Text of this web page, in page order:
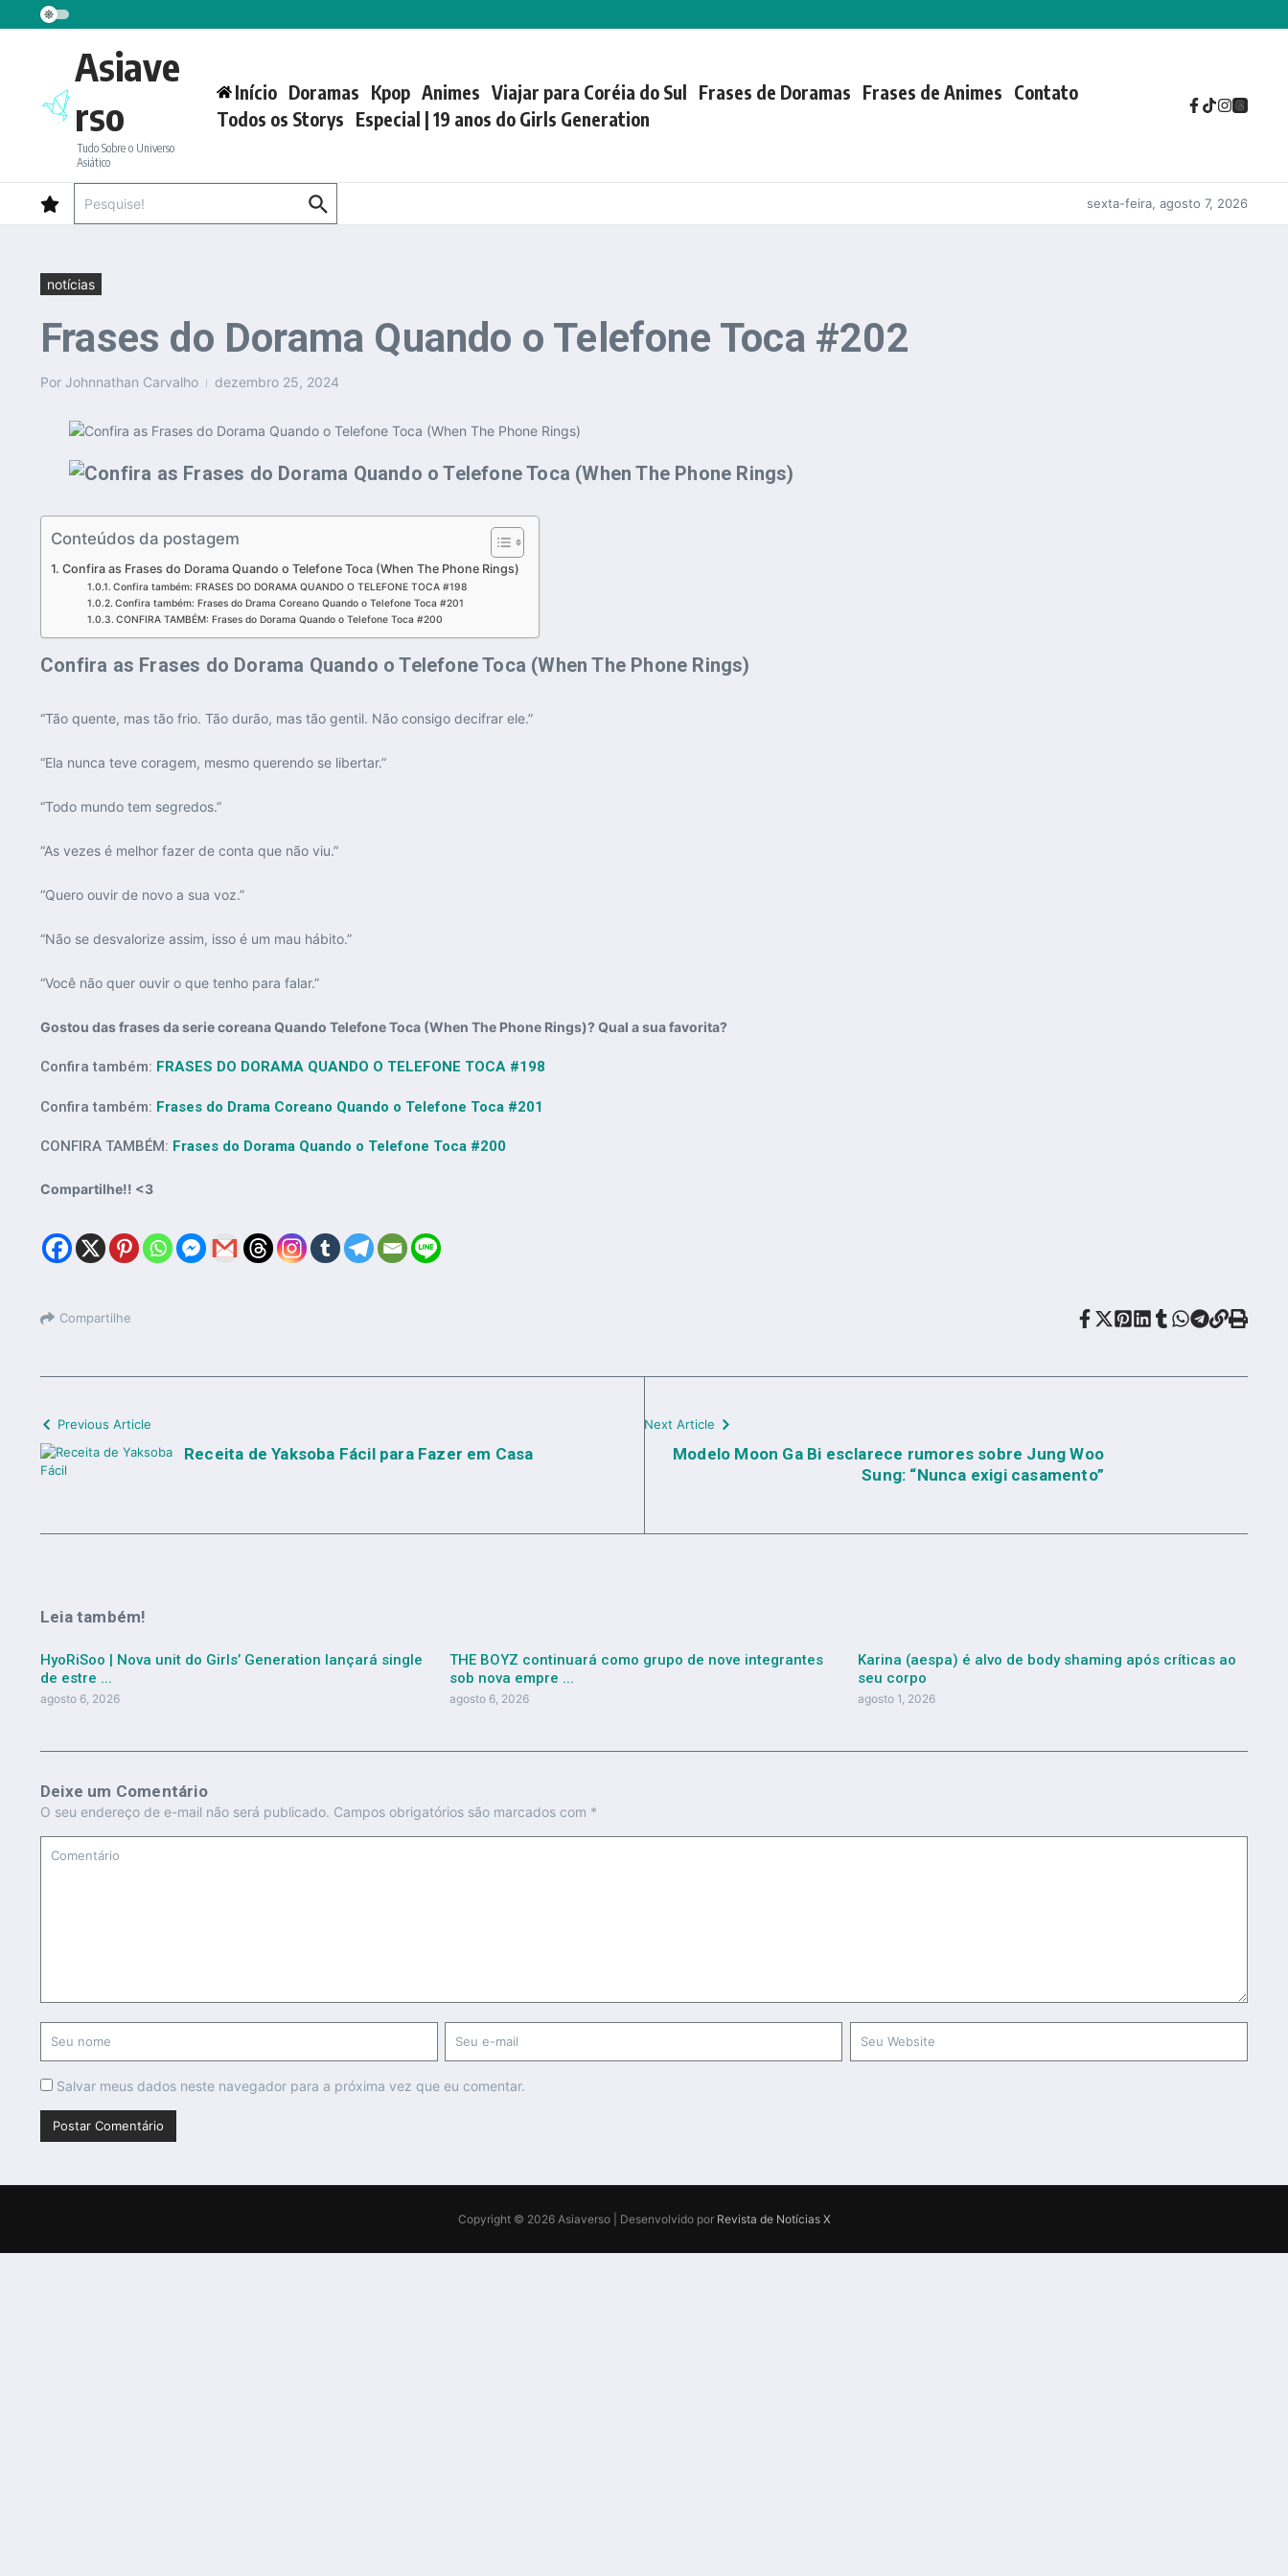
Ir para o conteúdo
Asiave
rso
Tudo Sobre o Universo
Asiático
Início Doramas Kpop Animes Viajar para Coréia do Sul Frases de Doramas Frases de Animes Contato
Todos os Storys Especial | 19 anos do Girls Generation
sexta-feira, agosto 7, 2026
notícias
Frases do Dorama Quando o Telefone Toca #202
Por Johnnathan Carvalho dezembro 25, 2024
Conteúdos da postagem
Confira as Frases do Dorama Quando o Telefone Toca (When The Phone Rings)
Confira também: FRASES DO DORAMA QUANDO O TELEFONE TOCA #198
Confira também: Frases do Drama Coreano Quando o Telefone Toca #201
CONFIRA TAMBÉM: Frases do Dorama Quando o Telefone Toca #200
Confira as Frases do Dorama Quando o Telefone Toca (When The Phone Rings)
“Tão quente, mas tão frio. Tão durão, mas tão gentil. Não consigo decifrar ele.”
“Ela nunca teve coragem, mesmo querendo se libertar.”
“Todo mundo tem segredos.”
“As vezes é melhor fazer de conta que não viu.”
“Quero ouvir de novo a sua voz.”
“Não se desvalorize assim, isso é um mau hábito.”
“Você não quer ouvir o que tenho para falar.”
Gostou das frases da serie coreana Quando TelefoneToca (When The Phone Rings)? Qual a sua favorita?
Confira também: FRASES DO DORAMA QUANDO O TELEFONE TOCA #198
Confira também: Frases do Drama Coreano Quando o Telefone Toca #201
CONFIRA TAMBÉM: Frases do Dorama Quando o Telefone Toca #200
Compartilhe!! <3
Compartilhe
Previous Article
Receita de Yaksoba Fácil para Fazer em Casa
Next Article
Modelo Moon Ga Bi esclarece rumores sobre Jung Woo
Sung: “Nunca exigi casamento”
Leia também!
HyoRiSoo | Nova unit do Girls’ Generation lançará single
de estre ...
agosto 6, 2026
THE BOYZ continuará como grupo de nove integrantes
sob nova empre ...
agosto 6, 2026
Karina (aespa) é alvo de body shaming após críticas ao
seu corpo
agosto 1, 2026
Deixe um Comentário
O seu endereço de e-mail não será publicado. Campos obrigatórios são marcados com *
Salvar meus dados neste navegador para a próxima vez que eu comentar.
Copyright © 2026 Asiaverso | Desenvolvido por Revista de Notícias X